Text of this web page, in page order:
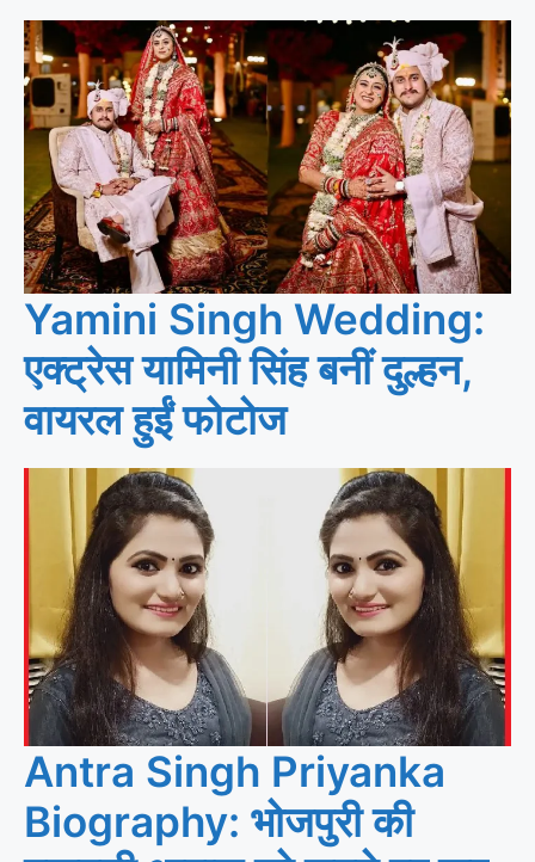
Yamini Singh Wedding:
एक्ट्रेस यामिनी सिंह बनीं दुल्हन,
वायरल हुईं फोटोज
Antra Singh Priyanka
Biography: भोजपुरी की